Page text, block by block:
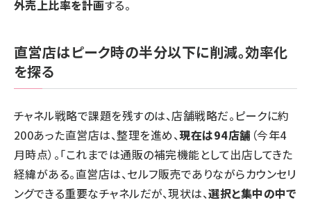
外売上比率を計画する。
直営店はピーク時の半分以下に削減。効率化
を探る
チャネル戦略で課題を残すのは、店舗戦略だ。ピークに約
200あった直営店は、整理を進め、現在は94店舗 （今年4
月時点）。「これまでは通販の補完機能として出店してきた
経緯がある。直営店は、セルフ販売でありながらカウンセリ
ングできる重要なチャネルだが、現状は、選択と集中の中で